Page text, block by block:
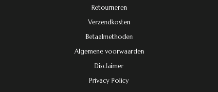
Retourneren
Verzendkosten
Betaalmethoden
Algemene voorwaarden
Disclaimer
Privacy Policy